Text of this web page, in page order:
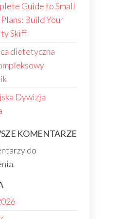
Guide to Small
Build Your
Skiff
dietetyczna
Dywizja
KOMENTARZE
do